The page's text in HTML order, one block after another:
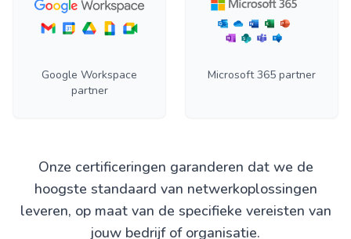
Google Workspace
partner
Microsoft 365 partner
Onze certificeringen garanderen dat we de
hoogste standaard van netwerkoplossingen
leveren, op maat van de specifieke vereisten van
jouw bedrijf of organisatie.